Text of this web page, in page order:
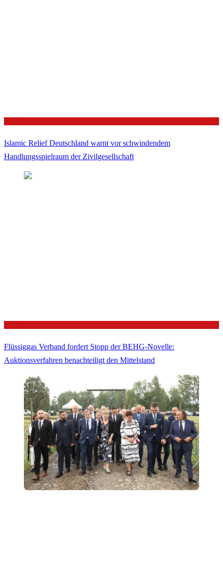
Islamic Relief Deutschland warnt vor schwindendem
Handlungsspielraum der Zivilgesellschaft
Flüssiggas Verband fordert Stopp der BEHG-Novelle:
Auktionsverfahren benachteiligt den Mittelstand